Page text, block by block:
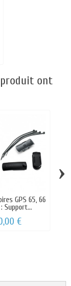
ont
GPS 65, 66
Support...
€
›